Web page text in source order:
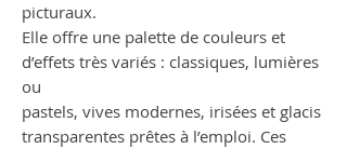
picturaux.
Elle offre une palette de couleurs et
d’effets très variés : classiques, lumières
ou
pastels, vives modernes, irisées et glacis
transparentes prêtes à l’emploi. Ces